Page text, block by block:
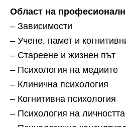
Област на
– Зависимости
– Учене, памет и
– Стареене и жизнен път
– Психология на медиите
– Клинична психология
– Когнитивна психология
– Психология на личността